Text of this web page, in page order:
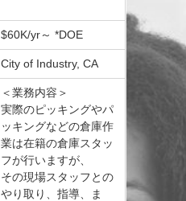
$60K/yr～ *DOE
City of Industry, CA
＜業務内容＞
実際のピッキングやパ
ッキングなどの倉庫作
業は在籍の倉庫スタッ
フが行いますが、
その現場スタッフとの
やり取り、指導、ま